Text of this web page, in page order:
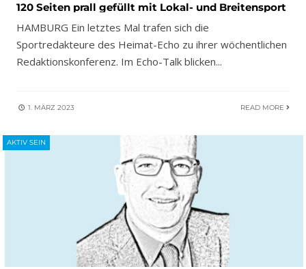
120 Seiten prall gefüllt mit Lokal- und Breitensport
HAMBURG Ein letztes Mal trafen sich die
Sportredakteure des Heimat-Echo zu ihrer wöchentlichen
Redaktionskonferenz. Im Echo-Talk blicken...
1. MÄRZ 2023 READ MORE
AKTIV SEIN